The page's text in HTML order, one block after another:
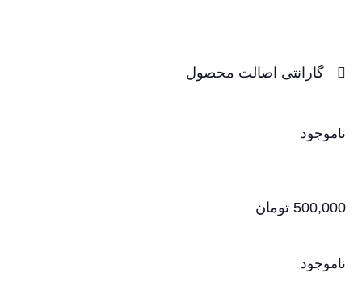
گارانتی اصالت محصول
ناموجود
500,000 تومان
ناموجود